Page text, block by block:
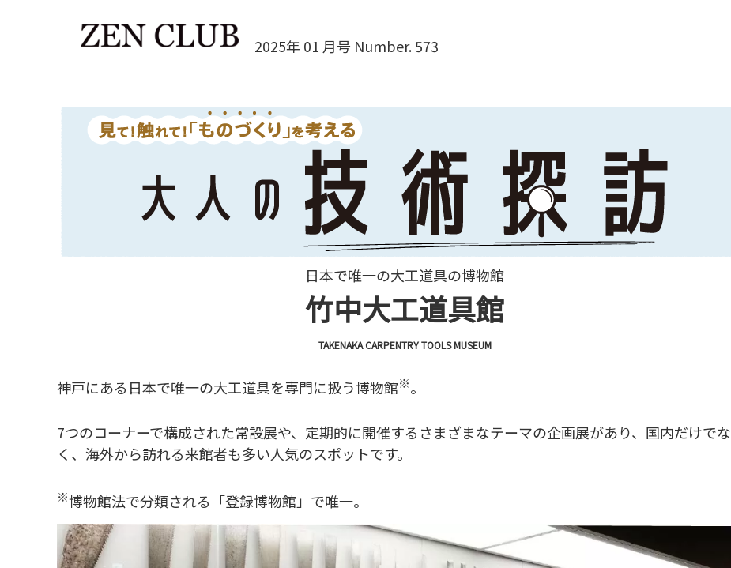
2025年 01 月号 Number. 573
日本で唯一の大工道具の博物館
竹中大工道具館
TAKENAKA CARPENTRY TOOLS MUSEUM
神戸にある日本で唯一の大工道具を専門に扱う博物館※。
7つのコーナーで構成された常設展や、定期的に開催するさまざまなテーマの企画展があり、国内だけでな
く、海外から訪れる来館者も多い人気のスポットです。
※博物館法で分類される「登録博物館」で唯一。